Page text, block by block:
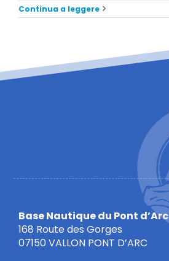
Continua a leggere
Base Nautique du Pont d’Arc
168 Route des Gorges
07150 VALLON PONT D’ARC